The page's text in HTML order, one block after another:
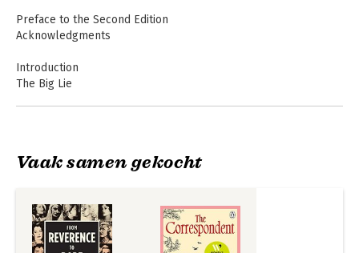
Preface to the Second Edition
Acknowledgments
Introduction
The Big Lie
The Fifties
1974-1987: The Age of Ambivalence
Index
Vaak samen gekocht